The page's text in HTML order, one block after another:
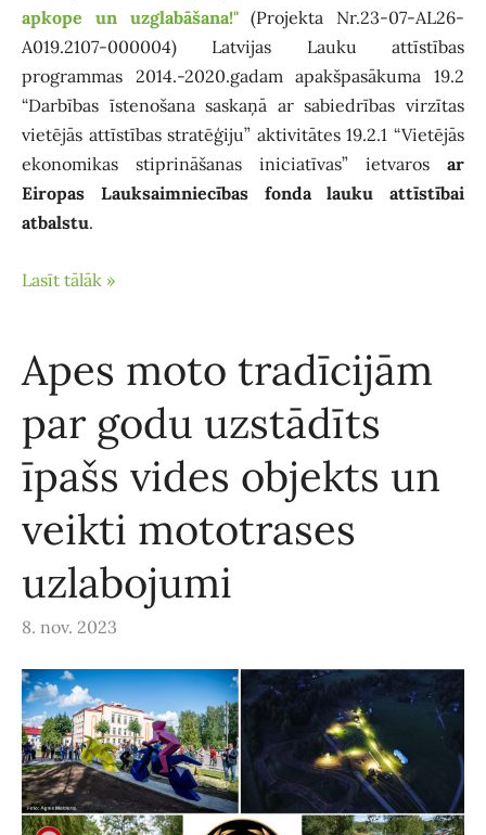
apkope un uzglabāšana!"(Projekta Nr.23-07-AL26-
A019.2107-000004) Latvijas Lauku attīstības
programmas 2014.-2020.gadam apakšpasākuma 19.2
“Darbības īstenošana saskaņā ar sabiedrības virzītas
vietējās attīstības stratēģiju” aktivitātes 19.2.1 “Vietējās
ekonomikas stiprināšanas iniciatīvas” ietvaros ar
Eiropas Lauksaimniecības fonda lauku attīstībai
atbalstu.
Lasīt tālāk »
Apes moto tradīcijām
par godu uzstādīts
īpašs vides objekts un
veikti mototrases
uzlabojumi
8. nov. 2023